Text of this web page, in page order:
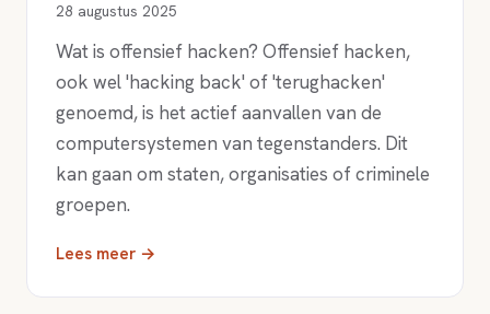
28 augustus 2025
Wat is offensief hacken? Offensief hacken,
ook wel 'hacking back' of 'terughacken'
genoemd, is het actief aanvallen van de
computersystemen van tegenstanders. Dit
kan gaan om staten, organisaties of criminele
groepen.
Lees meer →